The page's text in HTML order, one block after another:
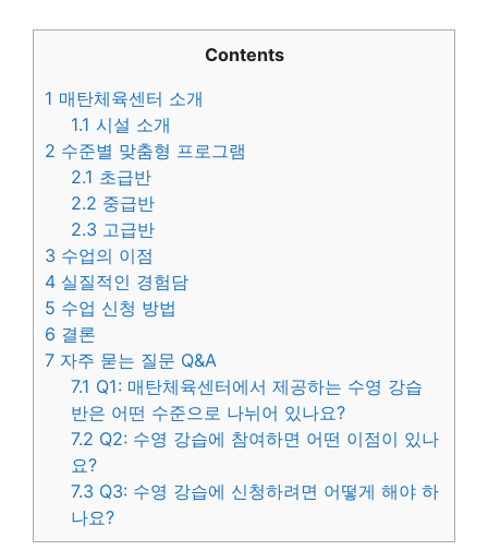
Contents
1 매탄체육센터 소개
1.1 시설 소개
2 수준별 맞춤형 프로그램
2.1 초급반
2.2 중급반
2.3 고급반
3 수업의 이점
4 실질적인 경험담
5 수업 신청 방법
6 결론
7 자주 묻는 질문 Q&A
7.1 Q1: 매탄체육센터에서 제공하는 수영 강습
반은 어떤 수준으로 나뉘어 있나요?
7.2 Q2: 수영 강습에 참여하면 어떤 이점이 있나
요?
7.3 Q3: 수영 강습에 신청하려면 어떻게 해야 하
나요?